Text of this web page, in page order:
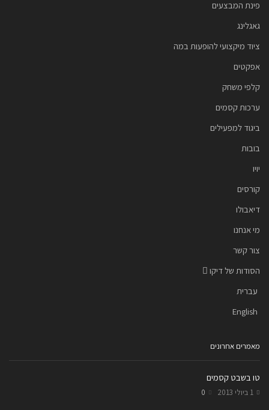
פינת המבצעים
גאגלינג
ציוד מיקצועי להופעות במה
אפקטים
קלפי משחק
ערכות קסמים
ביגוד למפעילים
בובות
יויו
קורסים
דיאבולו
מי אנחנו
צור קשר
הסודות של דיקו
עברית
English
מאמרים אחרונים
טו בשבט קסמים
1 ביולי 2013 0